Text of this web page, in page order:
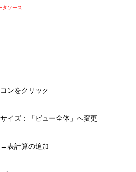
ソース
ンをクリック
イズ：「ビュー全体」へ変更
表計算の追加